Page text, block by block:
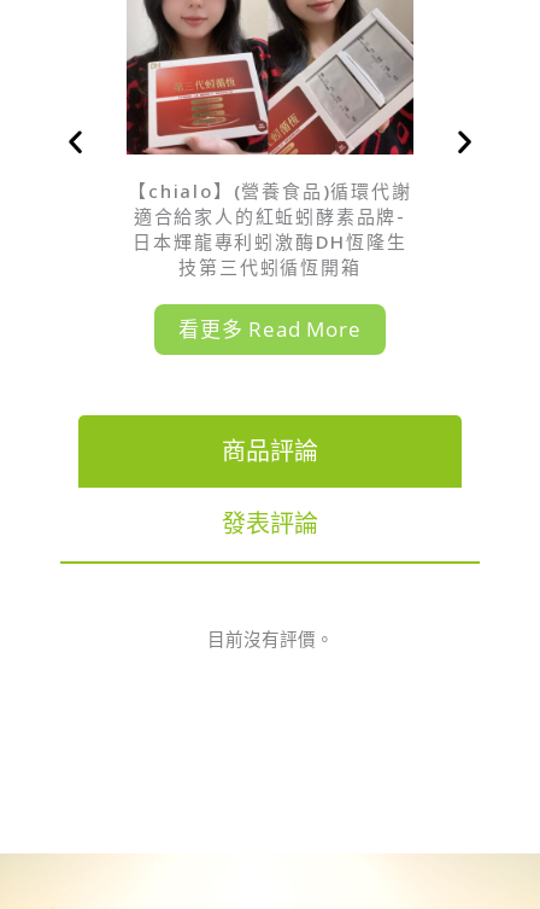
【chialo】(營養食品)循環代謝
適合給家人的紅蚯蚓酵素品牌-
日本輝龍專利蚓激酶DH恆隆生
技第三代蚓循恆開箱
看更多 Read More
商品評論
發表評論
目前沒有評價。